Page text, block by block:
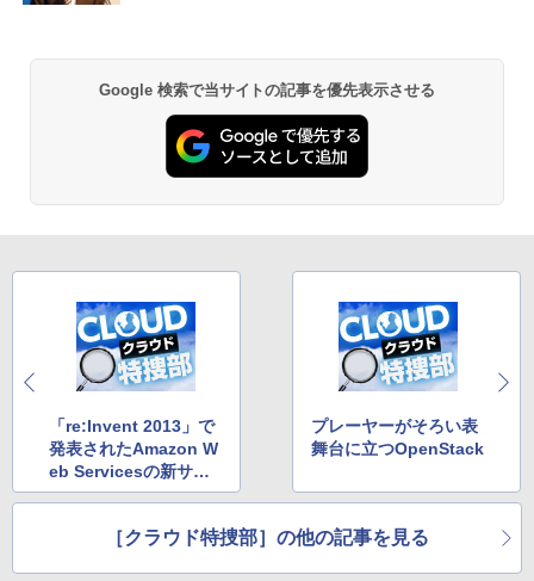
Google 検索で当サイトの記事を優先表示させる
「re:Invent 2013」で
発表されたAmazon W
eb Servicesの新サー
ビスを振り返る
プレーヤーがそろい表
舞台に立つOpenStack
［クラウド特捜部］の他の記事を見る